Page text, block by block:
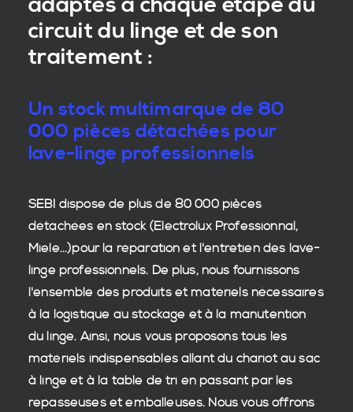
circuit du linge et de son
traitement :
Un stock multimarque de 80
000 pièces détachées pour
lave-linge professionnels
SEBI dispose de plus de 80 000pièces
détachées en stock(Electrolux Professionnal,
Miele...)pour la réparation et l'entretien des lave-
linge professionnels. De plus, nous fournissons
l'ensemble des produits et matériels nécessaires
à la logistique au stockage et à la manutention
du linge. Ainsi, nous vous proposons tous les
matériels indispensables allant du chariot au sac
à linge et à la table de tri en passant par les
repasseuses et emballeuses. Nous vous offrons